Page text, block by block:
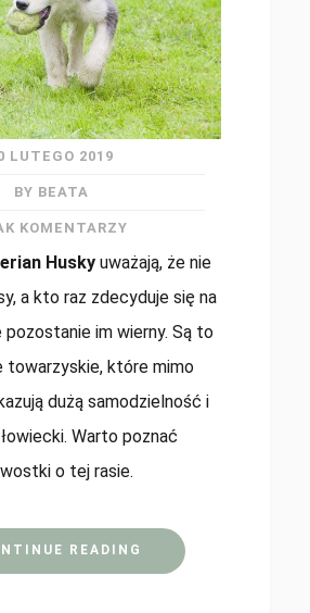
LUTEGO 2019
BY BEATA
KOMENTARZY
Husky uważają, że nie
a kto raz zdecyduje się na
pozostanie im wierny. Są to
towarzyskie, które mimo
dużą samodzielność i
Warto poznać
o tej rasie.
READING